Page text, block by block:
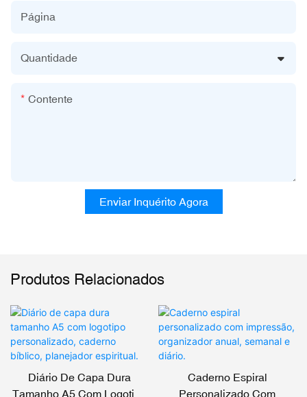
Página
Quantidade
Contente
Enviar Inquérito Agora
Produtos Relacionados
Diário De Capa Dura
Tamanho A5 Com Logotipo
Caderno Espiral
Personalizado Com